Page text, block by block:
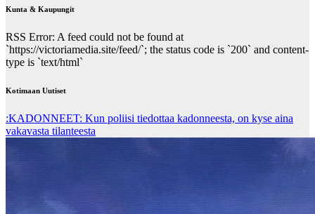
Kunta & Kaupungit
RSS Error: A feed could not be found at
`https://victoriamedia.site/feed/`; the status code is `200` and content-
type is `text/html`
Kotimaan Uutiset
:KADONNEET: Kun poliisi tiedottaa kadonneesta, on kyse aina
vakavasta tilanteesta